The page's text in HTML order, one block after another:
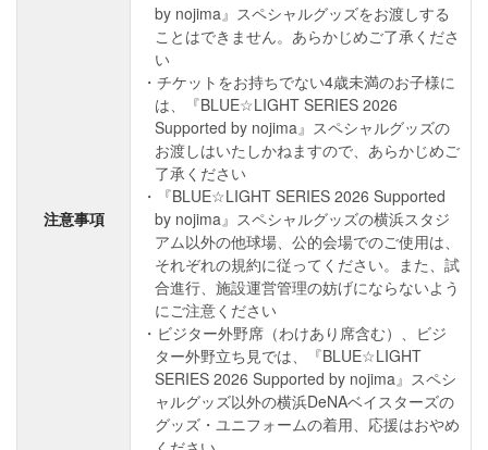
注意事項
by nojima』スペシャルグッズをお渡しする
ことはできません。あらかじめご了承くださ
い
チケットをお持ちでない4歳未満のお子様に
は、『BLUE☆LIGHT SERIES 2026
Supported by nojima』スペシャルグッズの
お渡しはいたしかねますので、あらかじめご
了承ください
『BLUE☆LIGHT SERIES 2026 Supported
by nojima』スペシャルグッズの横浜スタジ
アム以外の他球場、公的会場でのご使用は、
それぞれの規約に従ってください。また、試
合進行、施設運営管理の妨げにならないよう
にご注意ください
ビジター外野席（わけあり席含む）、ビジ
ター外野立ち見では、『BLUE☆LIGHT
SERIES 2026 Supported by nojima』スペシ
ャルグッズ以外の横浜DeNAベイスターズの
グッズ・ユニフォームの着用、応援はおやめ